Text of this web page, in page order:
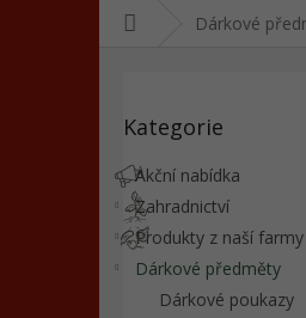
Dárkové
kategorie
Kategorie
Akční nabídka
Zahradnictví
Produkty z naší farmy
Dárkové předměty
Dárkové poukazy